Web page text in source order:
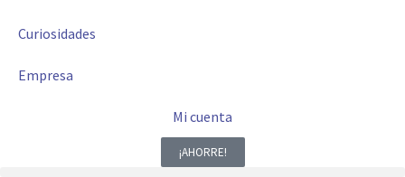
¡AHORRE!
Mi cuenta
Curiosidades
Empresa